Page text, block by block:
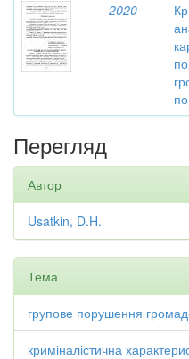
2020
Перегляд
Автор
Usatkin, D.H.
Тема
групове порушення
криміналістична